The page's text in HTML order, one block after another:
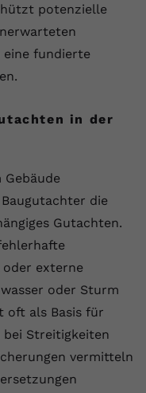
potenzielle
eine fundierte
in der
Gebäude
die
Gutachten.
oder externe
oder Sturm
oft als Basis für
bei Streitigkeiten
vermitteln
ID, um
welche
gesetzte Cookie